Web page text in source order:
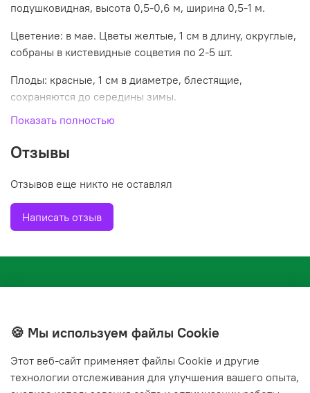
подушковидная, высота 0,5-0,6 м, ширина 0,5-1 м.
Цветение: в мае. Цветы желтые, 1 см в длину, округлые,
собраны в кистевидные соцветия по 2-5 шт.
Плоды: красные, 1 см в диаметре, блестящие,
сохраняются до середины зимы.
Листья: темно-бордовые, осенью приобретают ярко-
защищенные от ветра, с плодородной и хорошо
Уход и защита: регулярный полив и рыхление почвы. Не
выносит переувлажнения.
декорировании альпинариев, бордюров, небольших
Показать полностью
Отзывы
Отзывов еще никто не оставлял
Написать отзыв
+7(843) 210-20-24
🍪 Мы используем файлы Cookie
Этот веб‑сайт применяет файлы Cookie и другие
технологии отслеживания для улучшения вашего опыта,